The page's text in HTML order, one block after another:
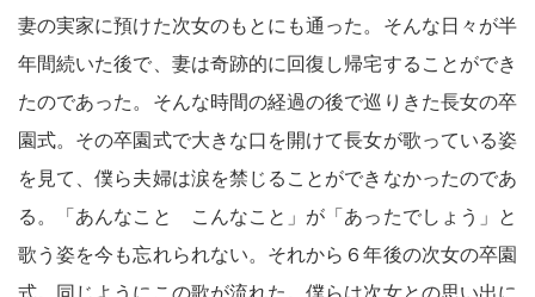
妻の実家に預けた次女のもとにも通った。そんな日々が半
年間続いた後で、妻は奇跡的に回復し帰宅することができ
たのであった。そんな時間の経過の後で巡りきた長女の卒
園式。その卒園式で大きな口を開けて長女が歌っている姿
を見て、僕ら夫婦は涙を禁じることができなかったのであ
る。「あんなこと こんなこと」が「あったでしょう」と
歌う姿を今も忘れられない。それから６年後の次女の卒園
式。同じようにこの歌が流れた。僕らは次女との思い出に